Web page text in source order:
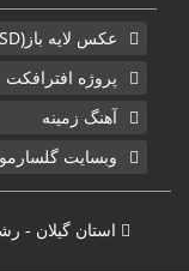
عکس لایه باز(PSD)
پروژه افترافکت
آهنگ زمینه
وبسایت
استان گیلان -